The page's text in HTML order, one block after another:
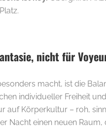
nicht für
macht, ist die
individueller Freiheit
auf Körperkultur – roh,
Nacht einen neuen